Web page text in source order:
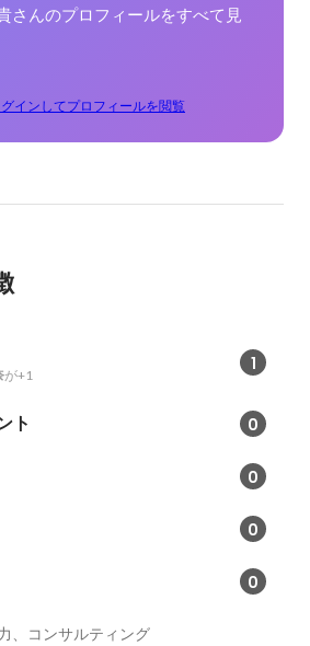
さんのプロフィールをすべて見
グインしてプロフィールを閲覧
1
が+1
ト 0
0
0
0
、コンサルティング